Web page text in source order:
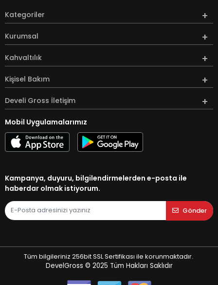
Kategoriler
Kurumsal
Kahvaltılık
Kişisel Bakım
Develi Gross İletişim
Mobil Uygulamalarımız
Kampanya, duyuru, bilgilendirmelerden e-posta ile
haberdar olmak istiyorum.
Gönder
Tüm bilgileriniz 256bit SSL Sertifikası ile korunmaktadır.
DevelGross © 2025 Tüm Hakları Saklıdır